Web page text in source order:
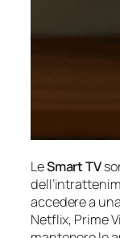
LeSmart TV
accedere a
Netflix, Prime